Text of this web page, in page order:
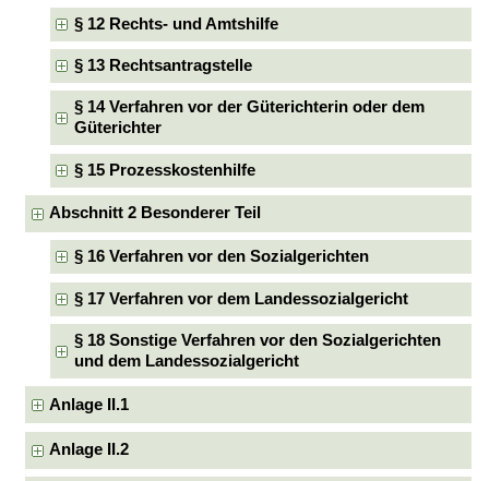
§ 12 Rechts- und Amtshilfe
§ 13 Rechtsantragstelle
§ 14 Verfahren vor der Güterichterin oder dem
Güterichter
§ 15 Prozesskostenhilfe
Abschnitt 2 Besonderer Teil
§ 16 Verfahren vor den Sozialgerichten
§ 17 Verfahren vor dem Landessozialgericht
§ 18 Sonstige Verfahren vor den Sozialgerichten
und dem Landessozialgericht
Anlage II.1
Anlage II.2